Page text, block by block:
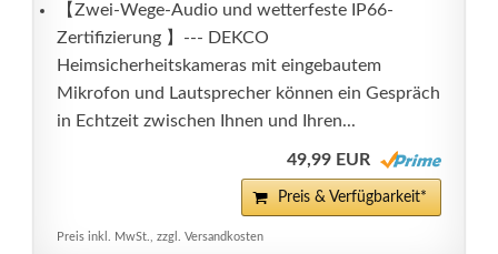
【Zwei-Wege-Audio und wetterfeste IP66-
Zertifizierung 】--- DEKCO
Heimsicherheitskameras mit eingebautem
Mikrofon und Lautsprecher können ein Gespräch
in Echtzeit zwischen Ihnen und Ihren...
49,99 EUR
Preis & Verfügbarkeit*
Preis inkl. MwSt., zzgl. Versandkosten